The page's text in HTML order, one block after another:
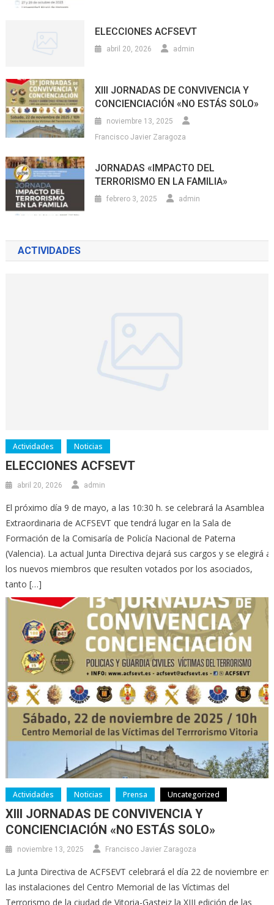
ELECCIONES ACFSEVT
abril 20, 2026 admin
XIII JORNADAS DE CONVIVENCIA Y
CONCIENCIACIÓN «NO ESTÁS SOLO»
noviembre 13, 2025
Francisco Javier Zaragoza
JORNADAS «IMPACTO DEL
TERRORISMO EN LA FAMILIA»
febrero 3, 2025 admin
ACTIVIDADES
Actividades Noticias
ELECCIONES ACFSEVT
abril 20, 2026 admin
El próximo día 9 de mayo, a las 10:30 h. se celebrará la Asamblea
Extraordinaria de ACFSEVT que tendrá lugar en la Sala de
Formación de la Comisaría de Policía Nacional de Paterna
(Valencia). La actual Junta Directiva dejará sus cargos y se elegirá a
los nuevos miembros que resulten votados por los asociados,
tanto […]
Actividades Noticias Prensa Uncategorized
XIII JORNADAS DE CONVIVENCIA Y
CONCIENCIACIÓN «NO ESTÁS SOLO»
noviembre 13, 2025 Francisco Javier Zaragoza
La Junta Directiva de ACFSEVT celebrará el día 22 de noviembre en
las instalaciones del Centro Memorial de las Víctimas del
Terrorismo de la ciudad de Vitoria-Gasteiz la XIII edición de las